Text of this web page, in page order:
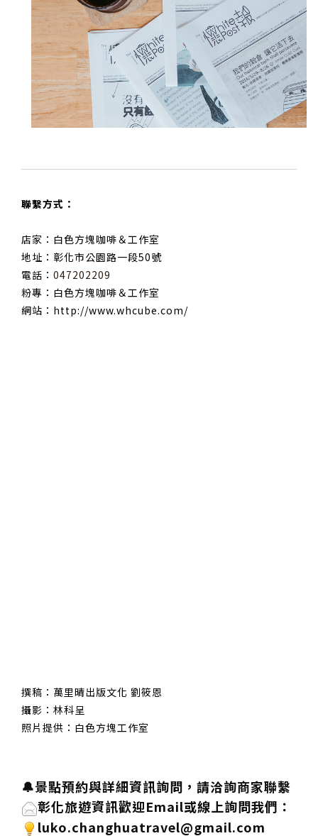
聯繫方式：
店家：白色方塊咖啡＆工作室
地址：彰化市公園路一段50號
電話： 047202209
粉專： 白色方塊咖啡＆工作室
網站： http://www.whcube.com/
撰稿：萬里晴出版文化 劉筱恩
攝影：林科呈
照片提供：白色方塊工作室
🔔景點預約與詳細資訊詢問，請洽詢商家聯繫
彰化旅遊資訊歡迎Email或線上詢問我們 ：
luko.changhuatravel@gmail.com